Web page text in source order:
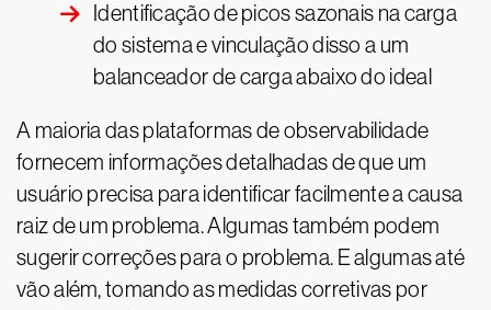
Identificação de picos sazonais na carga
do sistema e vinculação disso a um
balanceador de carga abaixo do ideal
A maioria das plataformas de observabilidade
fornecem informações detalhadas de que um
usuário precisa para identificar facilmente a causa
raiz de um problema. Algumas também podem
sugerir correções para o problema. E algumas até
vão além, tomando as medidas corretivas por